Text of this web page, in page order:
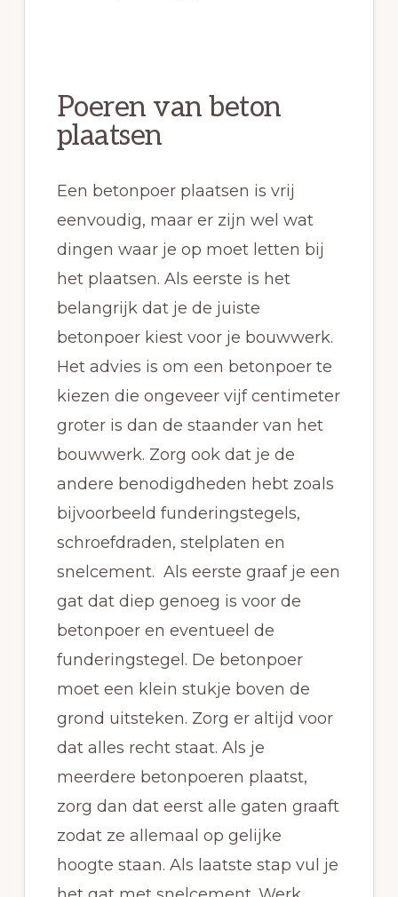
Poeren van beton
plaatsen
Een betonpoer plaatsen is vrij
eenvoudig, maar er zijn wel wat
dingen waar je op moet letten bij
het plaatsen. Als eerste is het
belangrijk dat je de juiste
betonpoer kiest voor je bouwwerk.
Het advies is om een betonpoer te
kiezen die ongeveer vijf centimeter
groter is dan de staander van het
bouwwerk. Zorg ook dat je de
andere benodigdheden hebt zoals
bijvoorbeeld funderingstegels,
schroefdraden, stelplaten en
snelcement. Als eerste graaf je een
gat dat diep genoeg is voor de
betonpoer en eventueel de
funderingstegel. De betonpoer
moet een klein stukje boven de
grond uitsteken. Zorg er altijd voor
dat alles recht staat. Als je
meerdere betonpoeren plaatst,
zorg dan dat eerst alle gaten graaft
zodat ze allemaal op gelijke
hoogte staan. Als laatste stap vul je